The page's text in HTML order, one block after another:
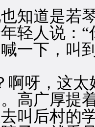
道是若琴
轻人说：
一下，叫
呀，这太
高广厚提
叫后村